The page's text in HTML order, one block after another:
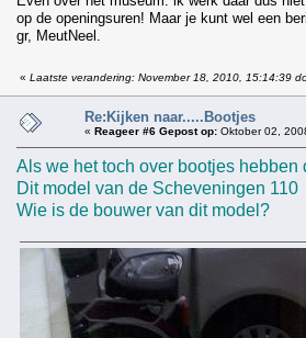
op de openingsuren! Maar je kunt wel een
gr, MeutNeel.
« Laatste verandering: November 18, 2010, 15:14:39
Re:Kijken naar.....Bootjes
« Reageer #6 Gepost op: Oktober 02,
Als we het toch over bootjes
Dit model van de Scheveningen
Wie is de bouwer van dit model?